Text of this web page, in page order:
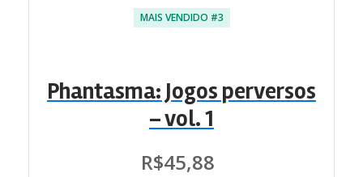
MAIS VENDIDO #3
Phantasma: Jogos perversos
– vol. 1
R$45,88